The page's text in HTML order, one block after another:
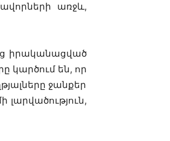
առջև,
իրականացված
կարծում են, որ
ջանքեր
լարվածություն,